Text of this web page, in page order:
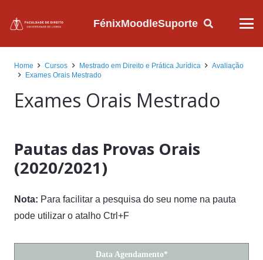
FénixMoodleSuporte
Home Cursos Mestrado em Direito e Prática Jurídica
Avaliação
Exames Orais Mestrado
Exames Orais Mestrado
Pautas das Provas Orais
(2020/2021)
Nota: Para facilitar a pesquisa do seu nome na pauta
pode utilizar o atalho Ctrl+F
Data Agendamento*